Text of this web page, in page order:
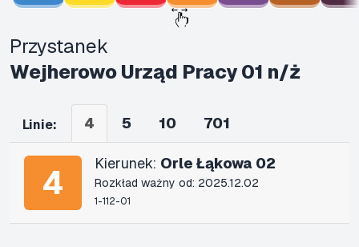
Przystanek
Wejherowo Urząd Pracy 01 n/ż
Linie: 4 5 10 701
4 Kierunek: Orle Łąkowa 02
Rozkład ważny od: 2025.12.02
1-112-01